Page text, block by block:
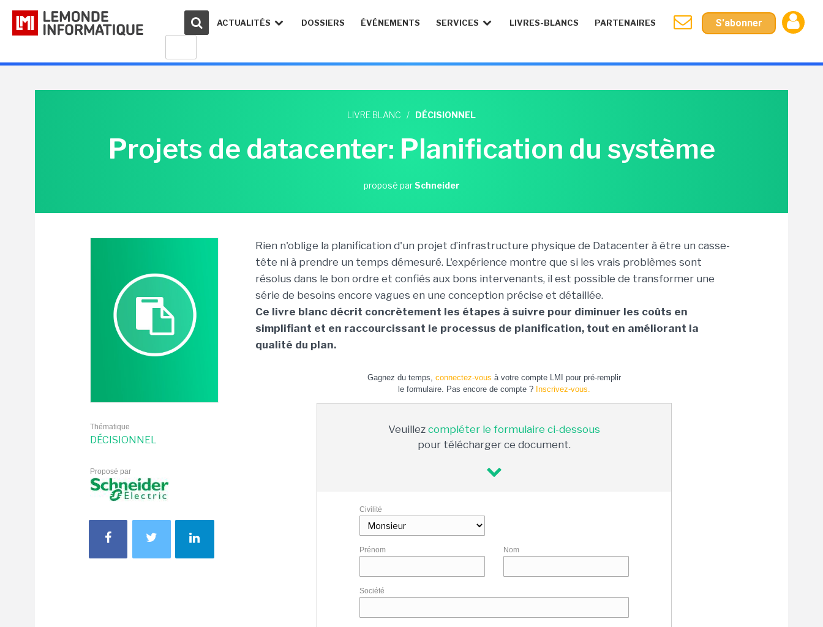
ACTUALITÉS DOSSIERS ÉVÉNEMENTS SERVICES LIVRES-BLANCS PARTENAIRES S'abonner
LIVRE BLANC / DÉCISIONNEL
Projets de datacenter: Planification du système
proposé parSchneider
Thématique
DÉCISIONNEL
Proposé par
Rien n'oblige la planification d'un projet d’infrastructure physique de Datacenter à être un casse-
tête ni à prendre un temps démesuré. L'expérience montre que si les vrais problèmes sont
résolus dans le bon ordre et confiés aux bons intervenants, il est possible de transformer une
série de besoins encore vagues en une conception précise et détaillée.
Ce livre blanc décrit concrètement les étapes à suivre pour diminuer les coûts en
simplifiant et en raccourcissant le processus de planification, tout en améliorant la
qualité du plan.
Gagnez du temps, connectez-vous à votre compte LMI pour pré-remplir
le formulaire. Pas encore de compte ? Inscrivez-vous.
Veuillez compléter le formulaire ci-dessous
pour télécharger ce document.
Civilité
Prénom Nom
Société